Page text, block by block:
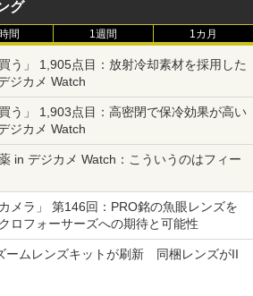
グ
間 1週間 1カ月
う」 1,905点目：放射冷却素材を採用した
ジカメ Watch
う」 1,903点目：高密閉で保冷効果が高い
ジカメ Watch
in デジカメ Watch：こういうのはフィー
メラ」 第146回：PRO銘の魚眼レンズを
ロフォーサーズへの期待と可能性
ームレンズキットが刷新 同梱レンズがII